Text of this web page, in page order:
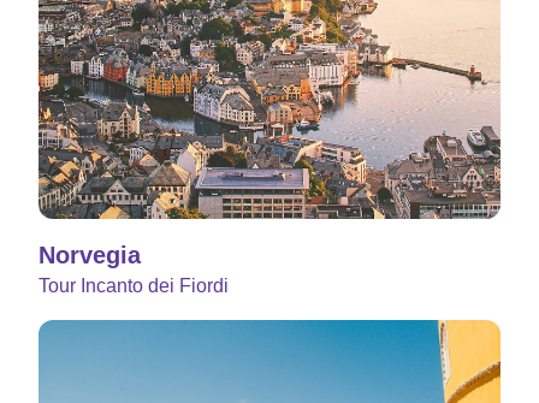
Norvegia
Tour Incanto dei Fiordi